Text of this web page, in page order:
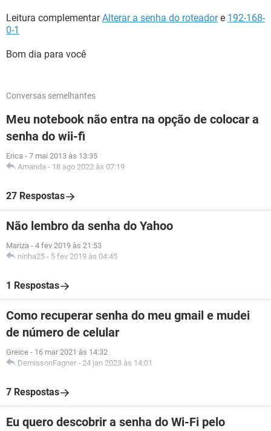
Leitura complementarAlterar a senha do roteadore 192-168-
0-1
Bom dia para você
Conversas semelhantes
Meu notebook não entra na opção de colocar a
senha do wii-fi
Erica - 7 mai 2013 às 13:35
Amanda - 18 ago 2022 às 07:19
27 Respostas
Não lembro da senha do Yahoo
Mariza - 4 fev 2019 às 21:53
ninha25 - 5 fev 2019 às 04:45
1 Respostas
Como recuperar senha do meu gmail e mudei
de número de celular
Greice - 16 mar 2021 às 14:32
DemissonFagner - 24 jan 2023 às 14:01
7 Respostas
Eu quero descobrir a senha do Wi-Fi pelo